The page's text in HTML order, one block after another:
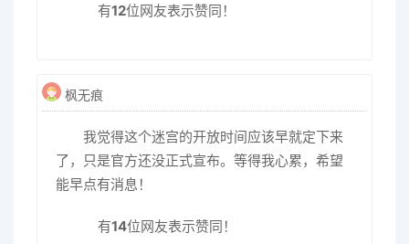
有12位网友表示赞同！
枫无痕
我觉得这个迷宫的开放时间应该早就定下来
了，只是官方还没正式宣布。等得我心累，希望
能早点有消息！
有14位网友表示赞同！